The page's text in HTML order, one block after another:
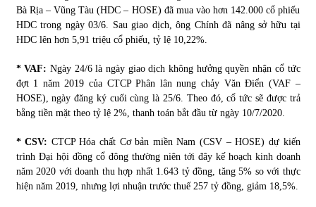
31/05/2022
31/05/2022
Phân tích giá tiền điện tử sau ngày thị trường lập kỷ lục
09/11/2021
Chứng khoán ngày 12/10/2021: Top 10 cổ phiếu nổi bật
Bà Rịa – Vũng Tàu (HDC – HOSE) đã mua vào hơn 142.000 cổ phiếu
HDC trong ngày 03/6. Sau giao dịch, ông Chính đã nâng sở hữu tại
HDC lên hơn 5,91 triệu cổ phiếu, tỷ lệ 10,22%.
* VAF: Ngày 24/6 là ngày giao dịch không hưởng quyền nhận cổ tức
đợt 1 năm 2019 của CTCP Phân lân nung chảy Văn Điển (VAF –
HOSE), ngày đăng ký cuối cùng là 25/6. Theo đó, cổ tức sẽ được trả
bằng tiền mặt theo tỷ lệ 2%, thanh toán bắt đầu từ ngày 10/7/2020.
* CSV: CTCP Hóa chất Cơ bản miền Nam (CSV – HOSE) dự kiến
trình Đại hội đồng cổ đông thường niên tới đây kế hoạch kinh doanh
năm 2020 với doanh thu hợp nhất 1.643 tỷ đồng, tăng 5% so với thực
hiện năm 2019, nhưng lợi nhuận trước thuế 257 tỷ đồng, giảm 18,5%.